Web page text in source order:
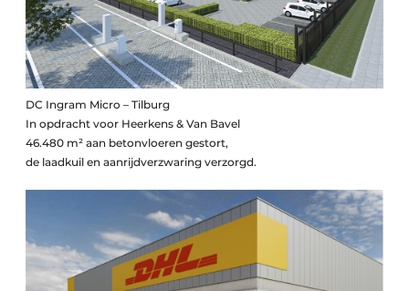
DC Ingram Micro – Tilburg
In opdracht voor Heerkens & Van Bavel
46.480 m² aan betonvloeren gestort,
de laadkuil en aanrijdverzwaring verzorgd.